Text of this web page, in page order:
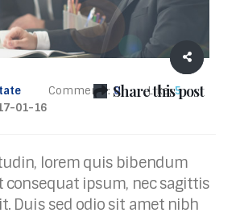
Share this post
Comments: 0 Like:5
01-16
lorem quis bibendum
consequat ipsum, nec sagittis
Duis sed odio sit amet nibh